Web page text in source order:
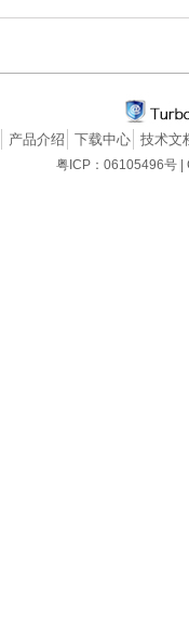
产品介绍 下载中心 技术文
粤ICP：06105496号 |